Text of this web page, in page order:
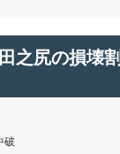
之尻の損壊割